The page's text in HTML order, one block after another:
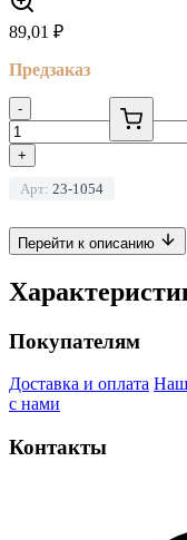
89,01 ₽
Предзаказ
-
+
Арт: 23-1054
Перейти к описанию
Покупателям
Доставка и оплата Наш
с нами
Контакты